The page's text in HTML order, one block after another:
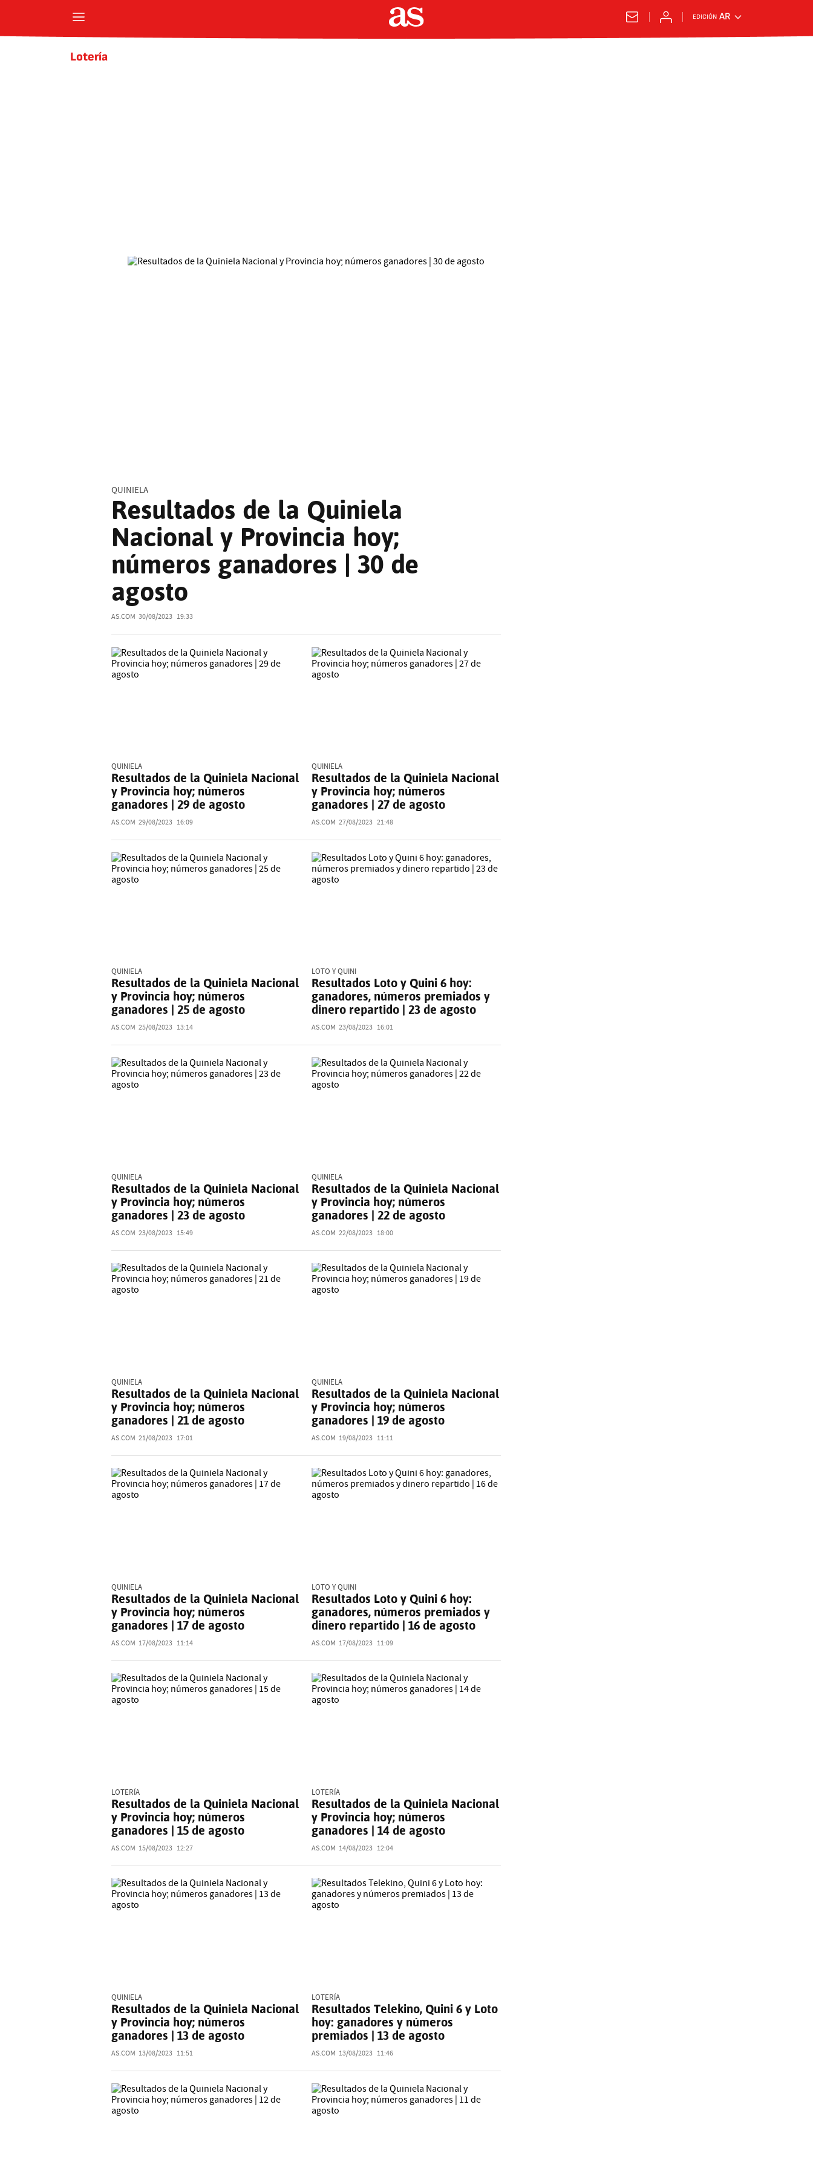
EDICIÓN AR
Lotería
QUINIELA
Resultados de la Quiniela
Nacional y Provincia hoy;
números ganadores | 30 de
agosto
AS.COM 30/08/2023 19:33
QUINIELA
Resultados de la Quiniela Nacional
y Provincia hoy; números
ganadores | 29 de agosto
AS.COM 29/08/2023 16:09
QUINIELA
Resultados de la Quiniela Nacional
y Provincia hoy; números
ganadores | 27 de agosto
AS.COM 27/08/2023 21:48
QUINIELA
Resultados de la Quiniela Nacional
y Provincia hoy; números
ganadores | 25 de agosto
AS.COM 25/08/2023 13:14
LOTO Y QUINI
Resultados Loto y Quini 6 hoy:
ganadores, números premiados y
dinero repartido | 23 de agosto
AS.COM 23/08/2023 16:01
QUINIELA
Resultados de la Quiniela Nacional
y Provincia hoy; números
ganadores | 23 de agosto
AS.COM 23/08/2023 15:49
QUINIELA
Resultados de la Quiniela Nacional
y Provincia hoy; números
ganadores | 22 de agosto
AS.COM 22/08/2023 18:00
QUINIELA
Resultados de la Quiniela Nacional
y Provincia hoy; números
ganadores | 21 de agosto
AS.COM 21/08/2023 17:01
QUINIELA
Resultados de la Quiniela Nacional
y Provincia hoy; números
ganadores | 19 de agosto
AS.COM 19/08/2023 11:11
QUINIELA
Resultados de la Quiniela Nacional
y Provincia hoy; números
ganadores | 17 de agosto
AS.COM 17/08/2023 11:14
LOTO Y QUINI
Resultados Loto y Quini 6 hoy:
ganadores, números premiados y
dinero repartido | 16 de agosto
AS.COM 17/08/2023 11:09
LOTERÍA
Resultados de la Quiniela Nacional
y Provincia hoy; números
ganadores | 15 de agosto
AS.COM 15/08/2023 12:27
LOTERÍA
Resultados de la Quiniela Nacional
y Provincia hoy; números
ganadores | 14 de agosto
AS.COM 14/08/2023 12:04
QUINIELA
Resultados de la Quiniela Nacional
y Provincia hoy; números
ganadores | 13 de agosto
AS.COM 13/08/2023 11:51
LOTERÍA
Resultados Telekino, Quini 6 y Loto
hoy: ganadores y números
premiados | 13 de agosto
AS.COM 13/08/2023 11:46